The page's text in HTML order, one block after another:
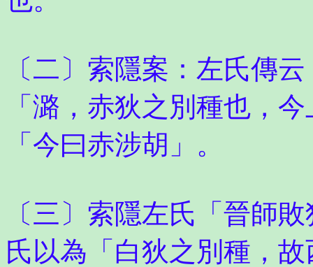
〔二〕索隱案：左氏傳
「潞，赤狄之別種也，
「今曰赤涉胡」。
〔三〕索隱左氏「晉師
氏以為「白狄之別種，